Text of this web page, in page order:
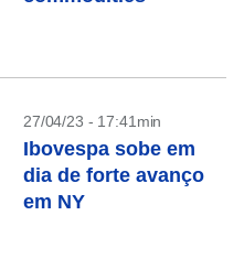
27/04/23 - 17:41min
Ibovespa sobe em
dia de forte avanço
em NY